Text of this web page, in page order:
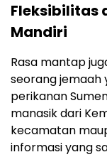
Fleksibilitas
Mandiri
Rasa mantap
seorang jemaah
perikanan
manasik dari
kecamatan
informasi yang